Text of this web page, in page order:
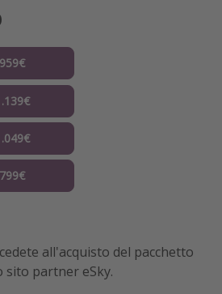
all'acquisto del pacchetto
partner eSky.